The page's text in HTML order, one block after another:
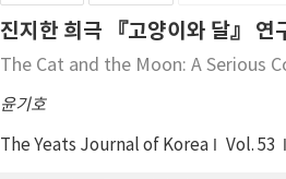
Population size of feral cats was
develop a policy to control and
진지한 희극 『고양이와 달』 연
The Cat and the Moon: A Serious
윤기호
The Yeats Journal of Korea Vol. 53